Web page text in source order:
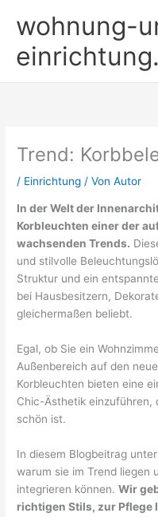
Inhaltwohnung-
Trend:
/ Einrichtung / VonAutor
In der Welt der
Korbleuchten einer der
wachsenden Trends.
und stilvolle
Struktur und ein
bei Hausbesitzern,
gleichermaßen beliebt.
Egal, ob Sie ein
Außenbereich auf den
Korbleuchten bieten eine
Chic-Ästhetik einzuführen,
schön ist.
In diesem Blogbeitrag
warum sie im Trend liegen
integrieren können.Wir
richtigen Stils, zur Pflege